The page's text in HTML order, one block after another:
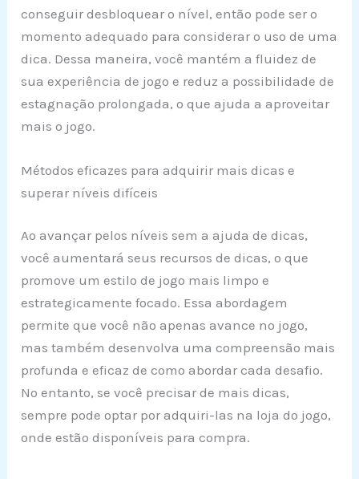
conseguir desbloquear o nível, então pode ser o
momento adequado para considerar o uso de uma
dica. Dessa maneira, você mantém a fluidez de
sua experiência de jogo e reduz a possibilidade de
estagnação prolongada, o que ajuda a aproveitar
mais o jogo.
Métodos eficazes para adquirir mais dicas e
superar níveis difíceis
Ao avançar pelos níveis sem a ajuda de dicas,
você aumentará seus recursos de dicas, o que
promove um estilo de jogo mais limpo e
estrategicamente focado. Essa abordagem
permite que você não apenas avance no jogo,
mas também desenvolva uma compreensão mais
profunda e eficaz de como abordar cada desafio.
No entanto, se você precisar de mais dicas,
sempre pode optar por adquiri-las na loja do jogo,
onde estão disponíveis para compra.